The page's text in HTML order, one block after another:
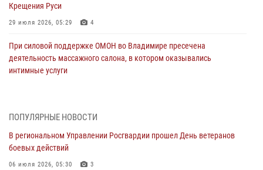
Крещения Руси
29 июля 2026, 05:29 4
При силовой поддержке ОМОН во Владимире пресечена
деятельность массажного салона, в котором оказывались
интимные услуги
смену в детском лагере «Икар»
27 июля 2026, 16:43 2
Владимирские росгвардейцы обеспечили охрану общественного
ПОПУЛЯРНЫЕ НОВОСТИ
В региональном Управлении Росгвардии прошел День ветеранов
боевых действий
06 июля 2026, 05:30 3